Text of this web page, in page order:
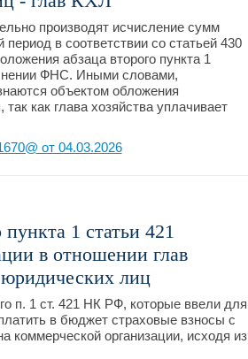
производят исчисление сумм
в соответствии со статьей 430
абзаца второго пункта 1
ФНС. Иными словами,
объектом обложения
как глава хозяйства уплачивает
от 04.03.2026
1 статьи 421
в отношении глав
лиц
п. 1 ст. 421 НК РФ, которые ввели для
в бюджет страховые взносы с
коммерческой организации, исходя из